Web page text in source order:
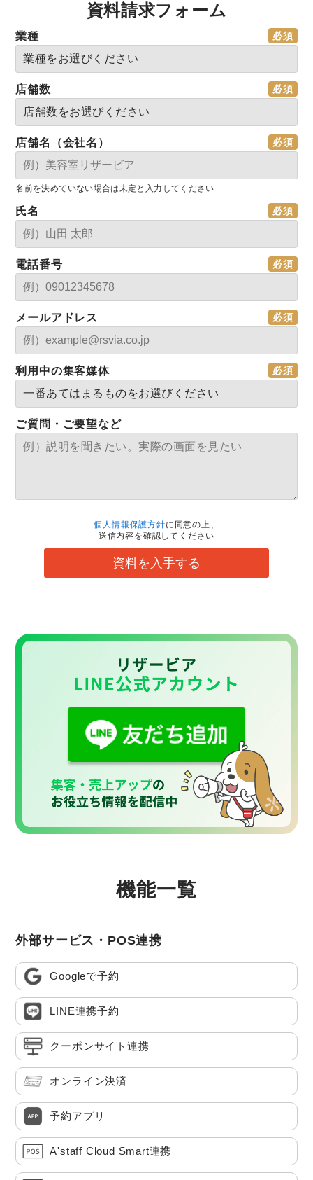
資料請求フォーム
業種
店舗数
店舗名（会社名）
名前を決めていない場合は未定と入力してください
氏名
電話番号
メールアドレス
利用中の集客媒体
ご質問・ご要望など
個人情報保護方針に同意の上、
送信内容を確認してください
資料を入手する
機能一覧
外部サービス・POS連携
Googleで予約
LINE連携予約
クーポンサイト連携
オンライン決済
予約アプリ
A'staff Cloud Smart連携